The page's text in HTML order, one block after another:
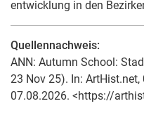
entwicklung in den
Quellennachweis:
ANN: Autumn School:
23 Nov 25). In:
07.08.2026. <https://